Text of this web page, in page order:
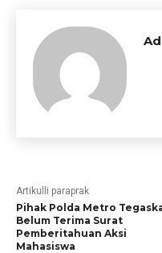
Artikulli paraprak
Pihak Polda Metro
Belum Terima Surat
Pemberitahuan Aksi
Mahasiswa